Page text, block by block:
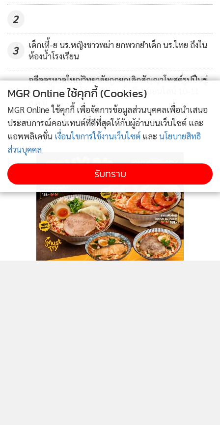
2
3
เด็กเหี้-ย นร.หญิงชาวพม่า ยกพวกยำเด็ก นร.ไทย ถึงใน
ห้องน้ำโรงเรียน
4
อดีตครูหาดใหญ่วิทยาลัยถูกยกเลิกสัญญาโพสต์รูปปืนขู่
ในกลุ่มไลน์ ผอ.โร่แจ้งความ-สั่งเรียนออนไลน์ 10-11
ข่าวอื่นในหมวด
MGR Online ใช้คุกกี้ (Cookies)
MGR Online ใช้คุกกี้ เพื่อจัดการข้อมูลส่วนบุคคลเพื่อนำเสนอ
ประสบการณ์คอนเทนต์ที่ดีที่สุดให้กับผู้อ่านบนเว็บไซต์ และ
แอพพลิเคชั่น เงื่อนไขการใช้งานเว็บไซต์ และ นโยบายสิทธิ
ส่วนบุคคล
รับทราบ